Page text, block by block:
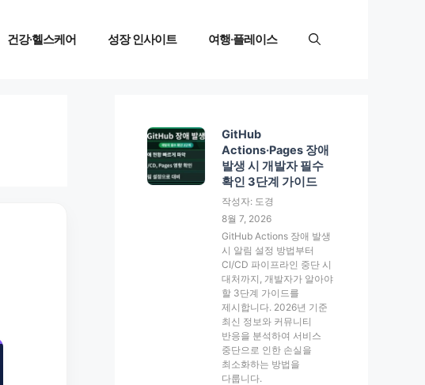
건강·헬스케어 성장 인사이트 여행·플레이스
GitHub
Actions·Pages 장애
발생 시 개발자 필수
확인 3단계 가이드
작성자: 도경
8월 7, 2026
GitHub Actions 장애 발생
시 알림 설정 방법부터
CI/CD 파이프라인 중단 시
대처까지, 개발자가 알아야
할 3단계 가이드를
제시합니다. 2026년 기준
최신 정보와 커뮤니티
반응을 분석하여 서비스
중단으로 인한 손실을
최소화하는 방법을
다룹니다.